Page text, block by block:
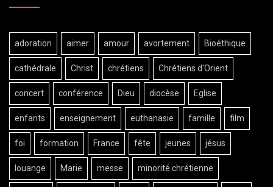
adoration aimer amour avortement Bioéthique
cathédrale Christ chrétiens Chrétiens d'Orient
concert conférence Dieu diocèse Eglise
enfants enseignement euthanasie famille film
foi formation France fête jeunes jésus
louange Marie messe minorité chrétienne